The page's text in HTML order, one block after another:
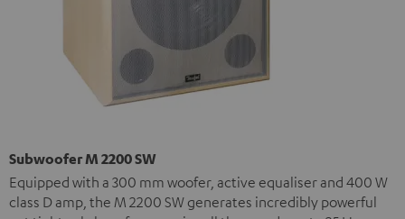
Subwoofer M 2200 SW
Equipped with a 300 mm woofer, active equaliser and 400 W
class D amp, the M 2200 SW generates incredibly powerful